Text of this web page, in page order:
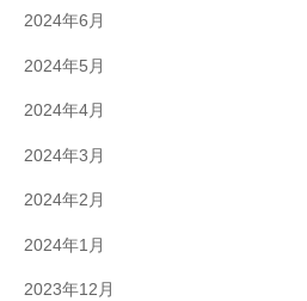
2024年6月
2024年5月
2024年4月
2024年3月
2024年2月
2024年1月
2023年12月